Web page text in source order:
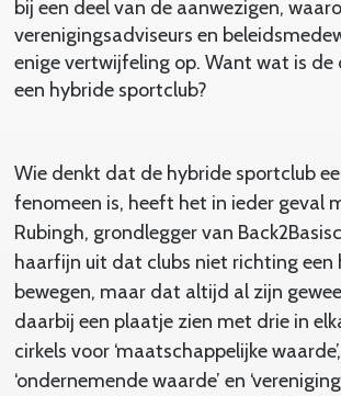
bij een deel van de aanwezigen,
verenigingsadviseurs en
enige vertwijfeling op. Want wat is
een hybride sportclub?
Wie denkt dat de hybride sportclub
fenomeen is, heeft het in ieder geval
Rubingh, grondlegger van
haarfijn uit dat clubs niet richting een
bewegen, maar dat altijd al zijn
daarbij een plaatje zien met drie in
cirkels voor ‘maatschappelijke waarde’,
‘ondernemende waarde’ en